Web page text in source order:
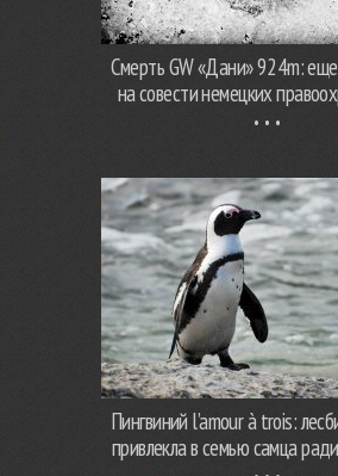
Смерть GW «Дани» 924m:
на совести немецких
Пингвиний l’amour à trois:
привлекла в семью самца